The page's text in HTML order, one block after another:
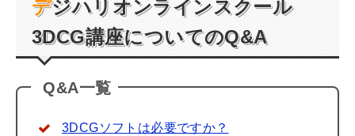
デジハリオンラインスクール
3DCG講座についてのQ&A
Q&A一覧
3DCGソフトは必要ですか？